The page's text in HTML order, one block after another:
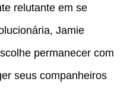
relutante em se
Jamie
permanecer com
seus companheiros